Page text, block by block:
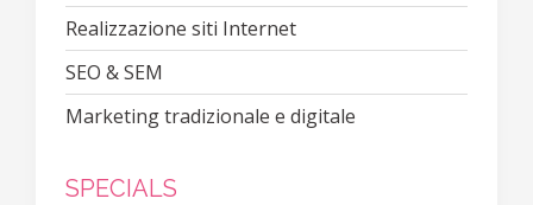
Realizzazione siti Internet
SEO & SEM
Marketing tradizionale e digitale
SPECIALS